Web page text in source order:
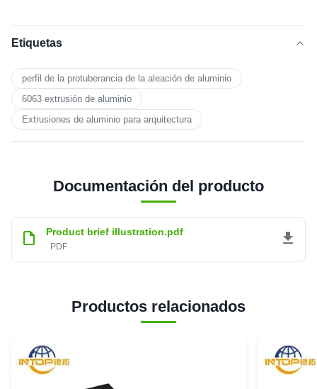
Etiquetas
perfil de la protuberancia de la aleación de aluminio
6063 extrusión de aluminio
Extrusiones de aluminio para arquitectura
Documentación del producto
Product brief illustration.pdf
PDF
Productos relacionados